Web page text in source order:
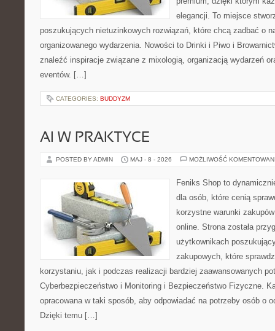
elegancji. To miejsce
poszukujących nietuzinkowych rozwiązań, które chcą zadbać o
organizowanego wydarzenia. Nowości to Drinki i Piwo i
znaleźć inspiracje związane z mixologią, organizacją wydarzeń
eventów. […]
CATEGORIES: BUDDYZM
AI W PRAKTYCE
POSTED BY ADMIN MAJ - 8 - 2026 MOŻLIWOŚĆ
Feniks Shop to
dla osób, które cenią
korzystne warunki
online. Strona została
użytkownikach
zakupowych, które
korzystaniu, jak i podczas realizacji bardziej zaawansowanych
Cyberbezpieczeństwo i Monitoring i Bezpieczeństwo Fizyczne.
opracowana w taki sposób, aby odpowiadać na potrzeby osób o
Dzięki temu […]